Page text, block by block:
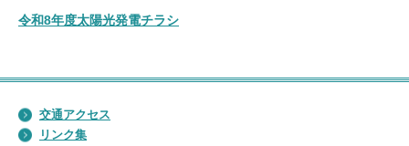
令和8年度太陽光発電チラシ
交通アクセス
リンク集